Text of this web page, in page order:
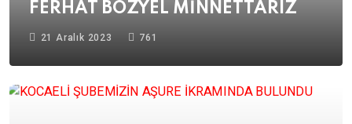
FERHAT BOZYEL MİNNETTARIZ
21 Aralık 2023 761